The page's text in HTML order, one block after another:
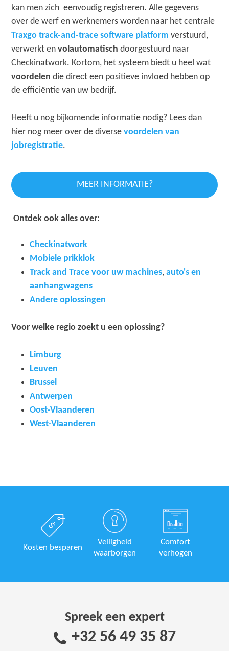
kan men zich eenvoudig registreren. Alle gegevens
over de werf en werknemers worden naar het centrale
Traxgo track-and-trace software platform verstuurd,
verwerkt envolautomatisch doorgestuurd naar
Checkinatwork. Kortom, het systeem biedt u heel wat
voordelen die direct een positieve invloed hebben op
de efficiëntie van uw bedrijf.
Heeft u nog bijkomende informatie nodig? Lees dan
hier nog meer over de diversevoordelen van
jobregistratie.
MEER INFORMATIE?
Ontdek ook alles over:
Checkinatwork
Mobiele prikklok
Track and Trace voor uw machines,auto's en
aanhangwagens
Andere oplossingen
Voor welke regio zoekt u een oplossing?
Limburg
Leuven
Brussel
Antwerpen
Oost-Vlaanderen
West-Vlaanderen
Kosten besparen
Veiligheid
waarborgen
Comfort
verhogen
Spreek een expert
+32 56 49 35 87